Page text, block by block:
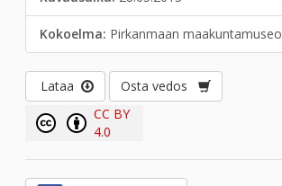
Kokoelma: Pirkanmaan maakuntamuseo
Lataa
Osta vedos
CC BY
4.0